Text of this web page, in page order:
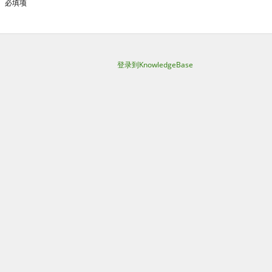
必填项
登录到KnowledgeBase